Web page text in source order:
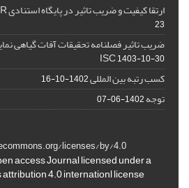
ارتقا کیفیت و ضریب تاثیر در پایگاه استنادی SJR (سال 2024)
23
ضریب تاثیر فصلنامه تحقیقات آفات گیاهی
ISC1403-10-30
کسب رتبه بین المللی1402-10-16
توجه1402-06-07
licenses/by/4.0
access Journal licensed under a
4.0 internationl license